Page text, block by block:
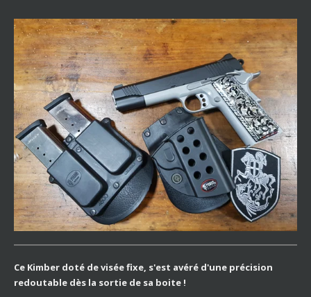
Ce Kimber doté de visée fixe, s'est avéré d'une précision
redoutable dès la sortie de sa boite !